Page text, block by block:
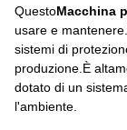
QuestoMacchina
usare e
sistemi di
produzione.È
dotato di un
l'ambiente.